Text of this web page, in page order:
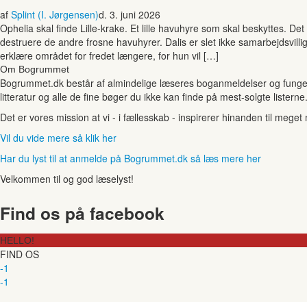
af Splint (I. Jørgensen)d. 3. juni 2026
Ophelia skal finde Lille-krake. Et lille havuhyre som skal beskyttes.
destruere de andre frosne havuhyrer. Dalis er slet ikke
erklære området for fredet længere, for hun vil […]
Om Bogrummet
Bogrummet.dk består af almindelige læseres boganmeldelser og
litteratur og alle de fine bøger du ikke kan finde på mest-solgte listerne.
Det er vores mission at vi - i fællesskab - inspirerer hinanden til
Vil du vide mere så klik her
Har du lyst til at anmelde på Bogrummet.dk så læs mere her
Velkommen til og god læselyst!
Find os på facebook
HELLO!
FIND OS
-1
-1